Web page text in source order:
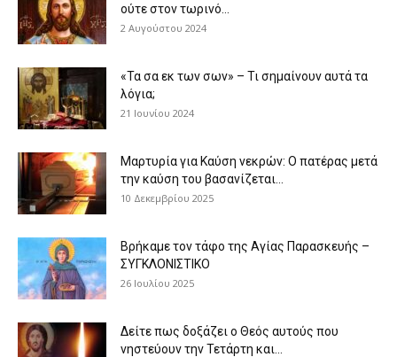
ούτε στον τωρινό...
2 Αυγούστου 2024
«Τα σα εκ των σων» – Τι σημαίνουν αυτά τα
λόγια;
21 Ιουνίου 2024
Μαρτυρία για Καύση νεκρών: Ο πατέρας μετά
την καύση του βασανίζεται...
10 Δεκεμβρίου 2025
Βρήκαμε τον τάφο της Αγίας Παρασκευής –
ΣΥΓΚΛΟΝΙΣΤΙΚΟ
26 Ιουλίου 2025
Δείτε πως δοξάζει ο Θεός αυτούς που
νηστεύουν την Τετάρτη και...